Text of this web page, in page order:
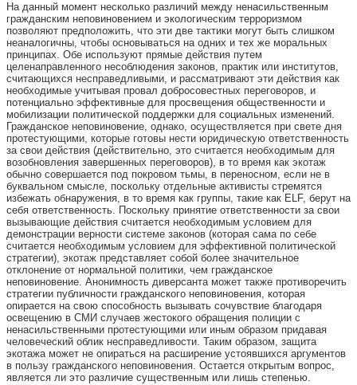
На данный момент несколько различий между ненасильственным
гражданским неповиновением и экологическим терроризмом
позволяют предположить, что эти две тактики могут быть слишком
неаналогичны, чтобы основываться на одних и тех же моральных
принципах. Обе используют прямые действия путем
целенаправленного несоблюдения законов, практик или институтов,
считающихся несправедливыми, и рассматривают эти действия как
необходимые учитывая провал добросовестных переговоров, и
потенциально эффективные для просвещения общественности и
мобилизации политической поддержки для социальных изменений.
Гражданское неповиновение, однако, осуществляется при свете дня
протестующими, которые готовы нести юридическую ответственность
за свои действия (действительно, это считается необходимым для
возобновления завершенных переговоров), в то время как экотаж
обычно совершается под покровом тьмы, в переносном, если не в
буквальном смысле, поскольку отдельные активисты стремятся
избежать обнаружения, в то время как группы, такие как ELF, берут на
себя ответственность. Поскольку принятие ответственности за свои
вызывающие действия считается необходимым условием для
демонстрации верности системе законов (которая сама по себе
считается необходимым условием для эффективной политической
стратегии), экотаж представляет собой более значительное
отклонение от нормальной политики, чем гражданское
неповиновение. Анонимность диверсанта может также противоречить
стратегии публичности гражданского неповиновения, которая
опирается на свою способность вызывать сочувствие благодаря
освещению в СМИ случаев жестокого обращения полиции с
ненасильственными протестующими или иным образом придавая
человеческий облик несправедливости. Таким образом, защита
экотажа может не опираться на расширение устоявшихся аргументов
в пользу гражданского неповиновения. Остается открытым вопрос,
является ли это различие существенным или лишь степенью.